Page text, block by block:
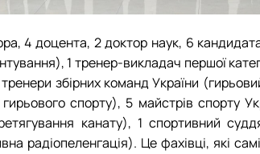
4 доцента, 2 доктор наук, 6
1 тренер-викладач першої
збірних команд України
спорту), 5 майстрів спорту
канату), 1 спортивний
радіопеленгація). Це фахівці, які